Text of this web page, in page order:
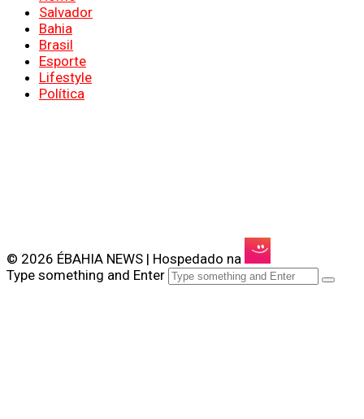
Salvador
Bahia
Brasil
Esporte
Lifestyle
Política
© 2026 ÉBAHIA NEWS | Hospedado na
Type something and Enter